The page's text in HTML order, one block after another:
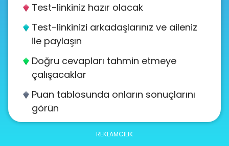
Test-linkiniz hazır olacak
Test-linkinizi arkadaşlarınız ve aileniz
ile paylaşın
Doğru cevapları tahmin etmeye
çalışacaklar
Puan tablosunda onların sonuçlarını
görün